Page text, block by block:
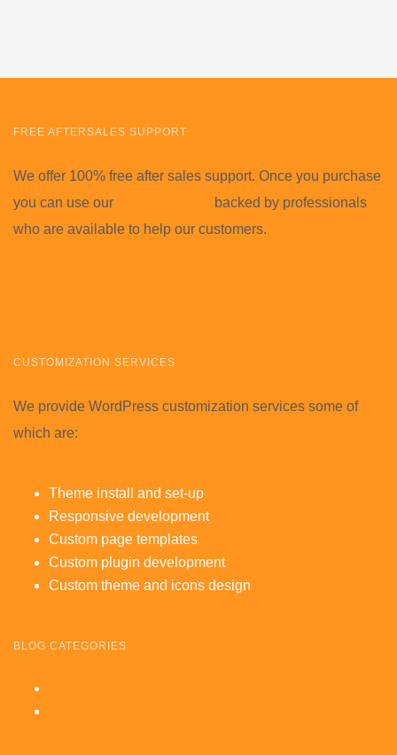
FREE AFTERSALES SUPPORT
We offer 100% free after sales support. Once you purchase
you can use our
backed by professionals
who are available to help our customers.
CUSTOMIZATION SERVICES
We provide WordPress customization services some of
which are:
Theme install and set-up
Responsive development
Custom page templates
Custom plugin development
Custom theme and icons design
BLOG CATEGORIES